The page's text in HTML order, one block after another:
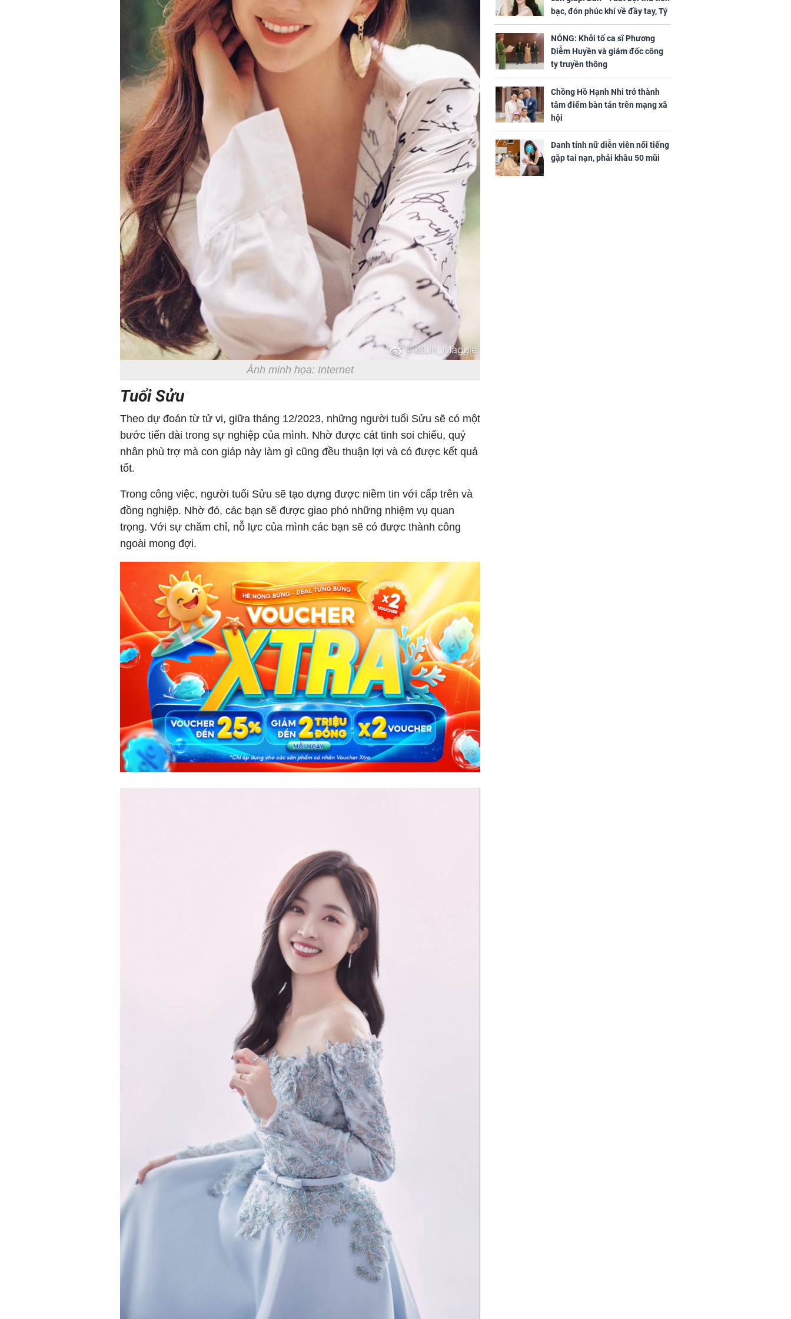
Ảnh minh họa: Internet
Tuổi Sửu
Theo dự đoán từ tử vi, giữa tháng 12/2023, những người tuổi Sửu sẽ có một
bước tiến dài trong sự nghiệp của mình. Nhờ được cát tinh soi chiếu, quý
nhân phù trợ mà con giáp này làm gì cũng đều thuận lợi và có được kết quả
tốt.
Trong công việc, người tuổi Sửu sẽ tạo dựng được niềm tin với cấp trên và
đồng nghiệp. Nhờ đó, các bạn sẽ được giao phó những nhiệm vụ quan
trọng. Với sự chăm chỉ, nỗ lực của mình các bạn sẽ có được thành công
ngoài mong đợi.
Tử vi thứ Sáu
7/8/2026 của 12 con
giáp: Dần - Tuất tiền
bạc đầy túi, sự nghiệp
phát triển hưng thịnh,
Mão - Thân tài lộc ảm
bạc, đón phúc khí về đầy tay, Tý
- Mão công việc khó khăn, tiền
bạc đội nón ra đi
NÓNG: Khởi tố ca sĩ Phương
Diễm Huyền và giám đốc công
ty truyền thông
Chồng Hồ Hạnh Nhi trở thành
tâm điểm bàn tán trên mạng xã
hội
Danh tính nữ diễn viên nổi tiếng
gặp tai nạn, phải khâu 50 mũi